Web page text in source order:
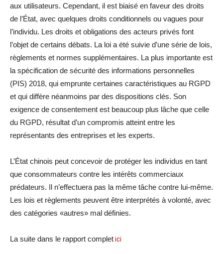
aux utilisateurs. Cependant, il est biaisé en faveur des droits
de l’État, avec quelques droits conditionnels ou vagues pour
l’individu. Les droits et obligations des acteurs privés font
l’objet de certains débats. La loi a été suivie d’une série de lois,
règlements et normes supplémentaires. La plus importante est
la spécification de sécurité des informations personnelles
(PIS) 2018, qui emprunte certaines caractéristiques au RGPD
et qui diffère néanmoins par des dispositions clés. Son
exigence de consentement est beaucoup plus lâche que celle
du RGPD, résultat d’un compromis atteint entre les
représentants des entreprises et les experts.
L’État chinois peut concevoir de protéger les individus en tant
que consommateurs contre les intérêts commerciaux
prédateurs. Il n’effectuera pas la même tâche contre lui-même.
Les lois et règlements peuvent être interprétés à volonté, avec
des catégories «autres» mal définies.
La suite dans le rapport completici